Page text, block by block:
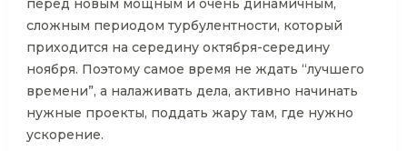
перед новым мощным и очень динамичным,
сложным периодом турбулентности, который
приходится на середину октября-середину
ноября. Поэтому самое время не ждать “лучшего
времени”, а налаживать дела, активно начинать
нужные проекты, поддать жару там, где нужно
ускорение.